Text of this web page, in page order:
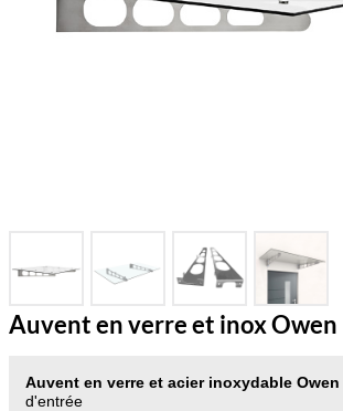
Auvent en verre et inox Owen
Auvent en verre et acier inoxydable Owen
d'entrée